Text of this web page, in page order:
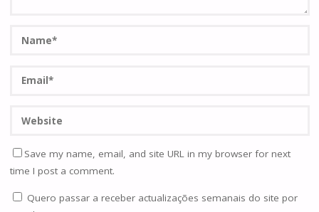
Save my name, email, and site URL in my browser for next
time I post a comment.
Quero passar a receber actualizações semanais do site por